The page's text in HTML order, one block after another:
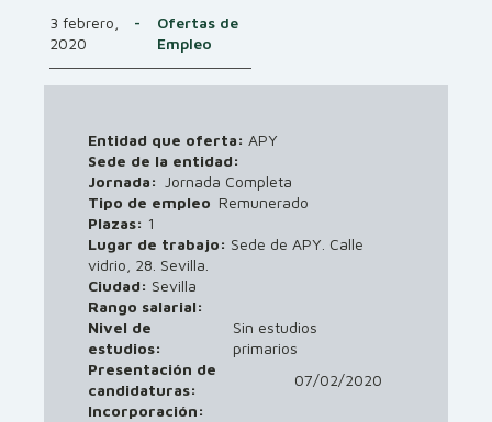
3 febrero,
2020
-
Ofertas de
Empleo
Entidad que oferta: APY
Sede de la entidad:
Jornada: Jornada Completa
Tipo de empleo Remunerado
Plazas: 1
Lugar de trabajo: Sede de APY. Calle
vidrio, 28. Sevilla.
Ciudad: Sevilla
Rango salarial:
Nivel de
estudios:
Sin estudios
primarios
Presentación de
candidaturas:
07/02/2020
Incorporación: